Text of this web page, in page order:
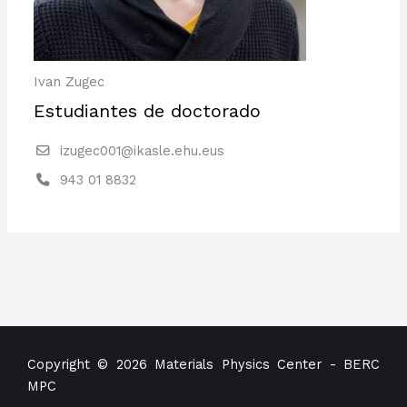
Ivan Zugec
Estudiantes de doctorado
izugec001@ikasle.ehu.eus
943 01 8832
Copyright © 2026 Materials Physics Center - BERC
MPC